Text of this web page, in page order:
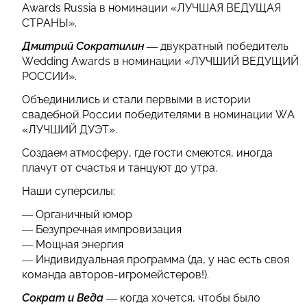
Awards Russia в номинации «ЛУЧШАЯ ВЕДУЩАЯ
СТРАНЫ».
Дмитрий Сократилин — двукратный победитель
Wedding Awards в номинации «ЛУЧШИЙ ВЕДУЩИЙ
РОССИИ».
Объединились и стали первыми в истории
свадебной России победителями в номинации WA
«ЛУЧШИЙ ДУЭТ».
Создаем атмосферу, где гости смеются, иногда
плачут от счастья и танцуют до утра.
Наши суперсилы:
— Органичный юмор
— Безупречная импровизация
— Мощная энергия
— Индивидуальная программа (да, у нас есть своя
команда авторов-игромейстеров!).
Сократ и Веда — когда хочется, чтобы было